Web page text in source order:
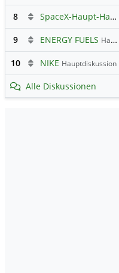
8 SpaceX-Haupt-Hauptforum
9 ENERGY FUELS Hauptdiskussion
10 NIKE Hauptdiskussion
Alle Diskussionen